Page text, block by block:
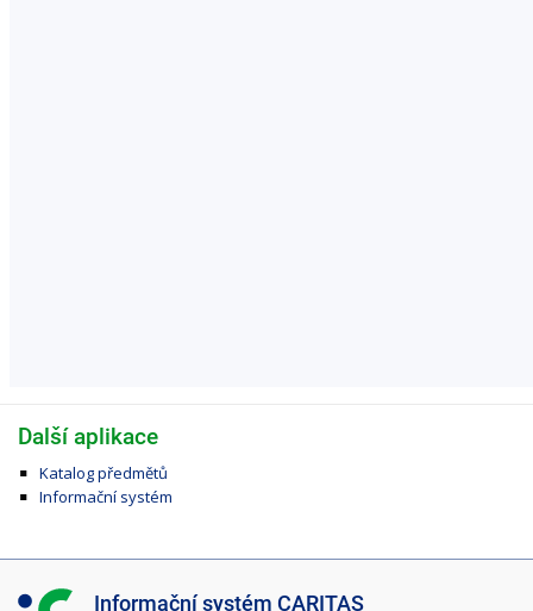
Další aplikace
Katalog předmětů
Informační systém
I Informační systém CARITAS